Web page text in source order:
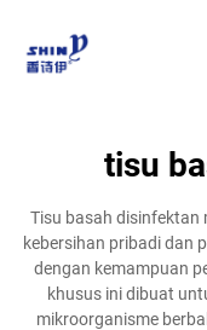
tisu
Tisu basah disinfektan
kebersihan pribadi dan
dengan kemampuan
khusus ini dibuat
mikroorganisme